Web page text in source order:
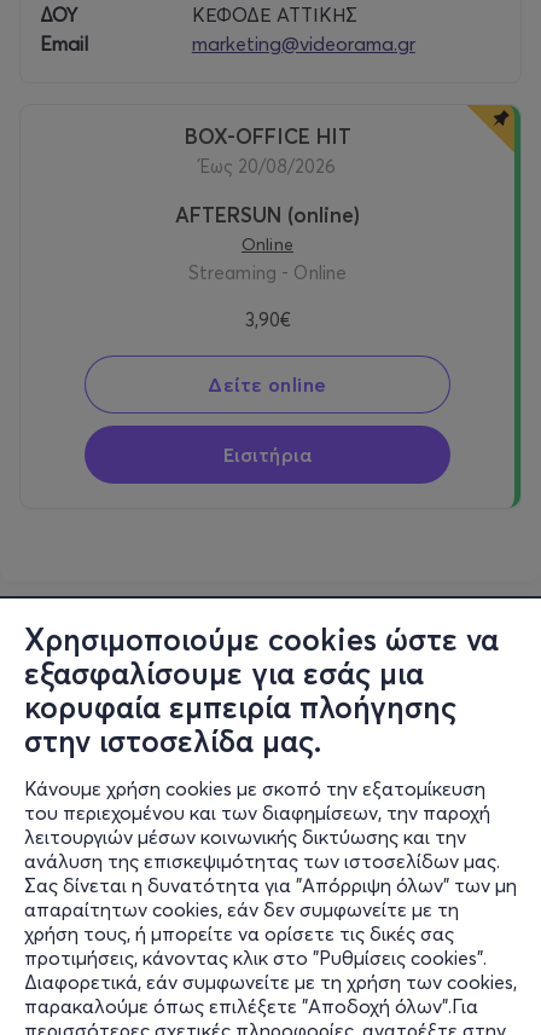
Χρησιμοποιούμε cookies ώστε να
εξασφαλίσουμε για εσάς μια
κορυφαία εμπειρία πλοήγησης
στην ιστοσελίδα μας.
Κάνουμε χρήση cookies με σκοπό την εξατομίκευση
του περιεχομένου και των διαφημίσεων, την παροχή
λειτουργιών μέσων κοινωνικής δικτύωσης και την
ανάλυση της επισκεψιμότητας των ιστοσελίδων μας.
Σας δίνεται η δυνατότητα για "Απόρριψη όλων" των μη
απαραίτητων cookies, εάν δεν συμφωνείτε με τη
χρήση τους, ή μπορείτε να ορίσετε τις δικές σας
προτιμήσεις, κάνοντας κλικ στο "Ρυθμίσεις cookies".
Διαφορετικά, εάν συμφωνείτε με τη χρήση των cookies,
παρακαλούμε όπως επιλέξετε "Αποδοχή όλων".Για
περισσότερες σχετικές πληροφορίες, ανατρέξτε στην
ΔΟΥ
ΚΕΦΟΔΕ ΑΤΤΙΚΗΣ
Email
marketing@videorama.gr
BOX-OFFICE HIT
έως 20/08/2026
AFTERSUN (online)
Online
Streaming - Online
3,90€
Δείτε online
Εισιτήρια
Πληροφορίες
Υποστήριξη
Stay Connected